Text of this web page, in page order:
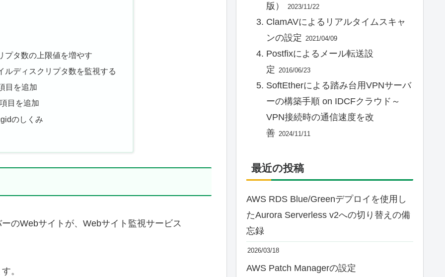
プタ数の上限値を増やす
ルディスクリプタ数を監視する
目を追加
目を追加
のしくみ
のWebサイトが、Webサイト監視サービス
。
版）
2023/11/22
ClamAVによるリアルタイムスキャ
ンの設定
2021/04/09
Postfixによるメール転送設
定
2016/06/23
SoftEtherによる踏み台用VPNサーバ
ーの構築手順 on IDCFクラウド～
VPN接続時の通信速度を改
善 2024/11/11
最近の投稿
AWS RDS Blue/Greenデプロイを使用し
たAurora Serverless v2への切り替えの備
忘録
2026/03/18
AWS Patch Managerの設定